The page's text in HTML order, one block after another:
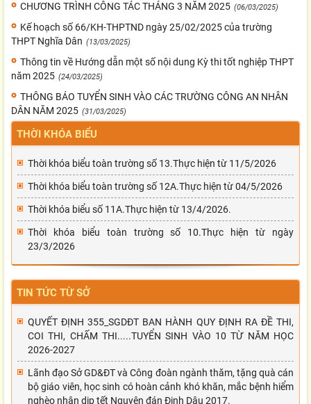
CHƯƠNG TRÌNH CÔNG TÁC THÁNG 3 NĂM 2025 (06/03/2025)
Kế hoạch số 66/KH-THPTND ngày 25/02/2025 của trường
THPT Nghĩa Dân (13/03/2025)
Thông tin về Hướng dẫn một số nội dung Kỳ thi tốt nghiệp THPT
năm 2025 (24/03/2025)
THÔNG BÁO TUYỂN SINH VÀO CÁC TRƯỜNG CÔNG AN NHÂN
DÂN NĂM 2025 (31/03/2025)
THỜI KHÓA BIỂU
Thời khóa biểu toàn trường số 13.Thực hiện từ 11/5/2026
Thời khóa biểu toàn trường số 12A.Thực hiện từ 04/5/2026
Thời khóa biểu số 11A.Thực hiện từ 13/4/2026.
Thời khóa biểu toàn trường số 10.Thực hiện từ ngày
23/3/2026
TIN TỨC TỪ SỞ
QUYẾT ĐỊNH 355_SGDĐT BAN HÀNH QUY ĐỊNH RA ĐỀ THI,
COI THI, CHẤM THI.....TUYỂN SINH VÀO 10 TỪ NĂM HỌC
2026-2027
Lãnh đạo Sở GD&ĐT và Công đoàn ngành thăm, tặng quà cán
bộ giáo viên, học sinh có hoàn cảnh khó khăn, mắc bệnh hiểm
nghèo nhân dịp tết Nguyên đán Đinh Dậu 2017.